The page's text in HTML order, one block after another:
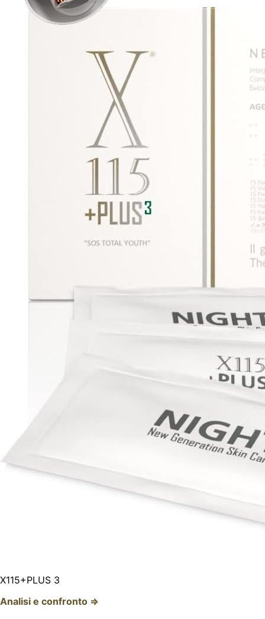
X115+PLUS 3
Analisi e confronto ⇒